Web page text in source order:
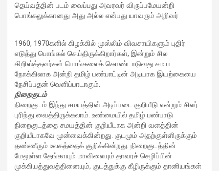
தெய்வத்தின் படம் வைப்பது அவரவர் விருப்பமேயன்றி
பொங்கலுக்கானது அது அல்ல என்பது யாவரும் அறிவர்
1960, 1970களில் கிழக்கில் முஸ்லிம் விவசாயிகளும் புதிர்
எடுத்து பொங்கல் செய்திருக்கிறார்கள், இன்றும் சில
கிறிஸ்த்தவர்கள் பொங்கலைக் கொண்டாடுவது சமய
நோக்கிலாக அன்றி தமிழ் பண்பாட்டின் அடியாக இயற்கையை
நேசிப்பதன் வெளிப்பாடாகும்.
நிறைகுடம்
நிறைகுடம் இந்து சமயத்தின் அடிப்படை குறியீடு என்றும் சிலர்
புரிந்து வைத்திருக்கலாம். உண்மையில் தமிழ் பண்பாடு
நிறைகுடத்தை சமயத்தின் குறியீடாக அன்றி வளத்தின்
குறியீடாகவே முன்வைக்கின்றது. குடமும் அதற்குள்ளிருக்கும்
தண்ணீரும் உலகத்தைக் குறிக்கின்றது. நிறைகுடத்தின்
மேலுள்ள தேங்காயும் மாவிலையும் தாவரச் செழிப்பின்
முக்கியத்துவத்தினையும், குடத்துக்கு கீழிருக்கும் தானியங்கள்